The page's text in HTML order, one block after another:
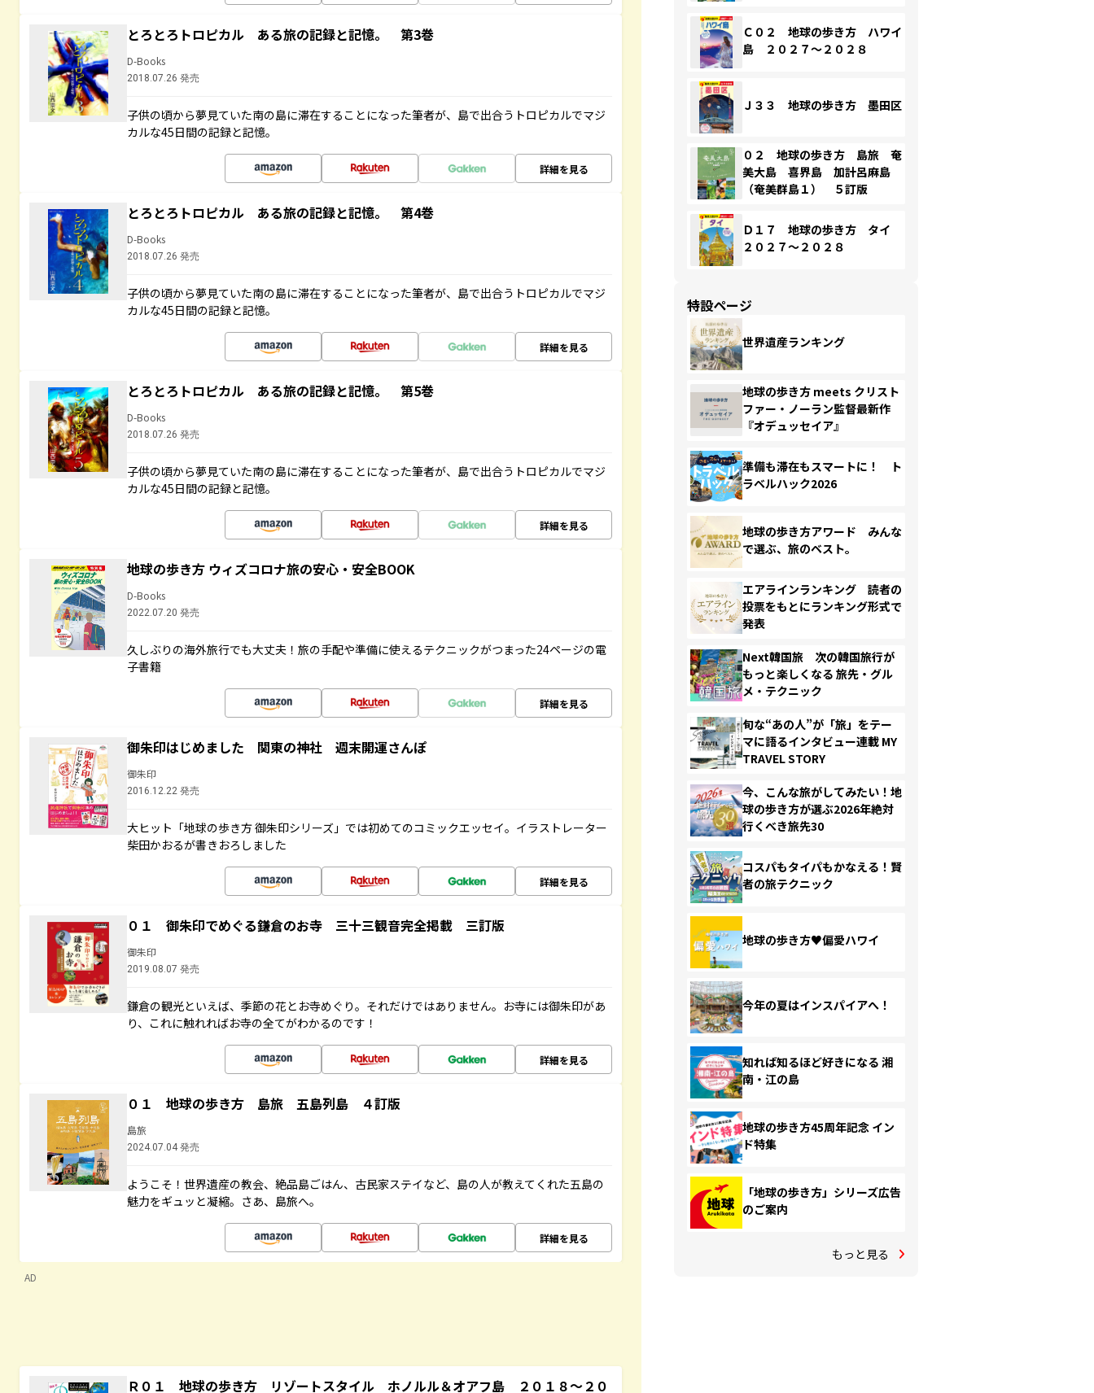
とろとろトロピカル ある旅の記録と記憶。 第3巻
D-Books
2018.07.26 発売
子供の頃から夢見ていた南の島に滞在することになった筆者が、島で出合うトロピカルでマジ
カルな45日間の記録と記憶。
詳細を見る
とろとろトロピカル ある旅の記録と記憶。 第4巻
D-Books
2018.07.26 発売
子供の頃から夢見ていた南の島に滞在することになった筆者が、島で出合うトロピカルでマジ
カルな45日間の記録と記憶。
詳細を見る
とろとろトロピカル ある旅の記録と記憶。 第5巻
D-Books
2018.07.26 発売
子供の頃から夢見ていた南の島に滞在することになった筆者が、島で出合うトロピカルでマジ
カルな45日間の記録と記憶。
詳細を見る
地球の歩き方 ウィズコロナ旅の安心・安全BOOK
D-Books
2022.07.20 発売
久しぶりの海外旅行でも大丈夫！旅の手配や準備に使えるテクニックがつまった24ページの電
子書籍
詳細を見る
御朱印はじめました 関東の神社 週末開運さんぽ
御朱印
2016.12.22 発売
大ヒット「地球の歩き方 御朱印シリーズ」では初めてのコミックエッセイ。イラストレーター
柴田かおるが書きおろしました
詳細を見る
０１ 御朱印でめぐる鎌倉のお寺 三十三観音完全掲載 三訂版
御朱印
2019.08.07 発売
鎌倉の観光といえば、季節の花とお寺めぐり。それだけではありません。お寺には御朱印があ
り、これに触れればお寺の全てがわかるのです！
詳細を見る
０１ 地球の歩き方 島旅 五島列島 ４訂版
島旅
2024.07.04 発売
ようこそ！世界遺産の教会、絶品島ごはん、古民家ステイなど、島の人が教えてくれた五島の
魅力をギュッと凝縮。さあ、島旅へ。
詳細を見る
AD
Ｒ０１ 地球の歩き方 リゾートスタイル ホノルル＆オアフ島 ２０１８～２０
Ｃ０２ 地球の歩き方 ハワイ
島 ２０２７～２０２８
Ｊ３３ 地球の歩き方 墨田区
０２ 地球の歩き方 島旅 奄
美大島 喜界島 加計呂麻島
（奄美群島１） ５訂版
Ｄ１７ 地球の歩き方 タイ
２０２７～２０２８
特設ページ
世界遺産ランキング
地球の歩き方 meets クリスト
ファー・ノーラン監督最新作
『オデュッセイア』
準備も滞在もスマートに！ ト
ラベルハック2026
地球の歩き方アワード みんな
で選ぶ、旅のベスト。
エアラインランキング 読者の
投票をもとにランキング形式で
発表
Next韓国旅 次の韓国旅行が
もっと楽しくなる 旅先・グル
メ・テクニック
旬な“あの人”が「旅」をテー
マに語るインタビュー連載 MY
TRAVEL STORY
今、こんな旅がしてみたい！地
球の歩き方が選ぶ2026年絶対
行くべき旅先30
コスパもタイパもかなえる！賢
者の旅テクニック
地球の歩き方♥偏愛ハワイ
今年の夏はインスパイアへ！
知れば知るほど好きになる 湘
南・江の島
地球の歩き方45周年記念 イン
ド特集
「地球の歩き方」シリーズ広告
のご案内
もっと見る